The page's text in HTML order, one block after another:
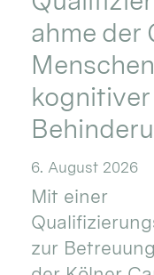
ahme der
kognitiver
6. August 2026
Mit einer
zur